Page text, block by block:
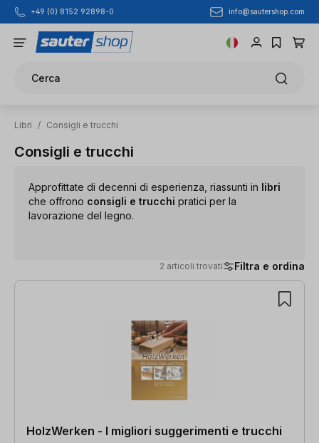
Passa al contenuto principale
+49 (0) 8152 92898-0 info@sautershop.com
Cerca
Libri / Consigli e trucchi
Consigli e trucchi
Approfittate di decenni di esperienza, riassunti in libri
che offrono consigli e trucchi pratici per la
lavorazione del legno.
2 articoli trovati Filtra e ordina
2 articoli trovati
HolzWerken - I migliori suggerimenti e trucchi